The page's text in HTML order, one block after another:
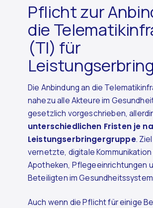
Pflicht zur
die
(TI) für
Die Anbindung an die
nahezu alle Akteure im
gesetzlich vorgeschrieben,
unterschiedlichen Fristen je
Leistungserbringergruppe.
vernetzte, digitale
Apotheken, Pflegeeinrichtungen
Beteiligten im
Auch wenn die Pflicht für einige